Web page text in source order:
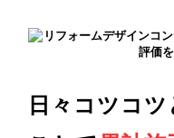
日々コツコ